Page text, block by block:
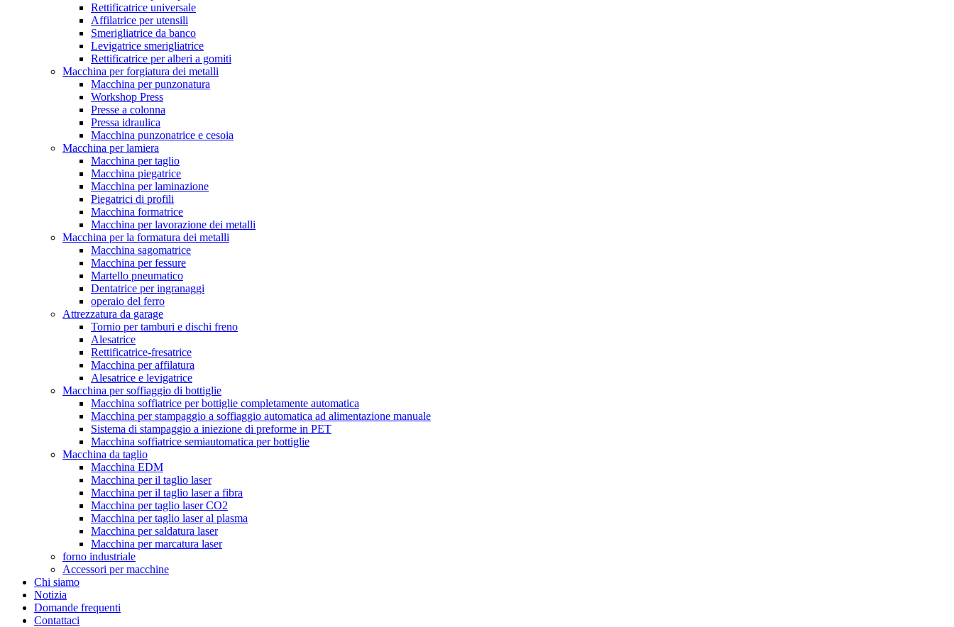
Rettificatrice universale
Affilatrice per utensili
Smerigliatrice da banco
Levigatrice smerigliatrice
Rettificatrice per alberi a gomiti
Macchina per forgiatura dei metalli
Macchina per punzonatura
Workshop Press
Presse a colonna
Pressa idraulica
Macchina punzonatrice e cesoia
Macchina per lamiera
Macchina per taglio
Macchina piegatrice
Macchina per laminazione
Piegatrici di profili
Macchina formatrice
Macchina per lavorazione dei metalli
Macchina per la formatura dei metalli
Macchina sagomatrice
Macchina per fessure
Martello pneumatico
Dentatrice per ingranaggi
operaio del ferro
Attrezzatura da garage
Tornio per tamburi e dischi freno
Alesatrice
Rettificatrice-fresatrice
Macchina per affilatura
Alesatrice e levigatrice
Macchina per soffiaggio di bottiglie
Macchina soffiatrice per bottiglie completamente automatica
Macchina per stampaggio a soffiaggio automatica ad alimentazione manuale
Sistema di stampaggio a iniezione di preforme in PET
Macchina soffiatrice semiautomatica per bottiglie
Macchina da taglio
Macchina EDM
Macchina per il taglio laser
Macchina per il taglio laser a fibra
Macchina per taglio laser CO2
Macchina per taglio laser al plasma
Macchina per saldatura laser
Macchina per marcatura laser
forno industriale
Accessori per macchine
Chi siamo
Notizia
Domande frequenti
Contattaci